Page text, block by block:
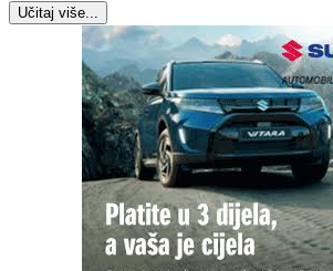
Učitaj više...